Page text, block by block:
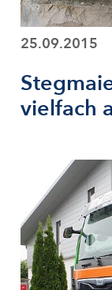
25.09.2015
vielfach